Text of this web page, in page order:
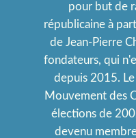
pour but de
républicaine à
de Jean-Pierre
fondateurs, qui
depuis 2015.
Mouvement des
élections de
devenu